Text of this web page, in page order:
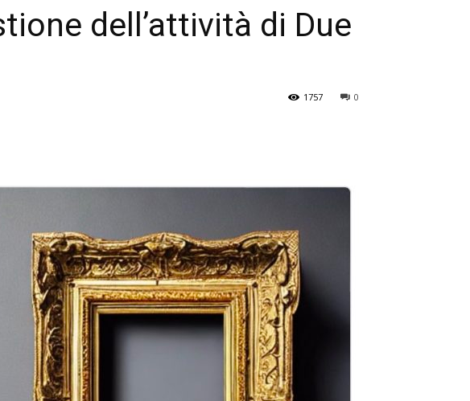
dell’attività di Due
0
1757